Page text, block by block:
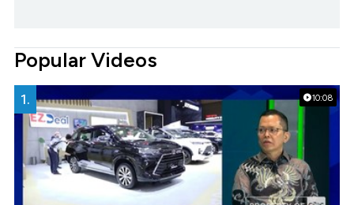
Popular Videos
10:08
1.